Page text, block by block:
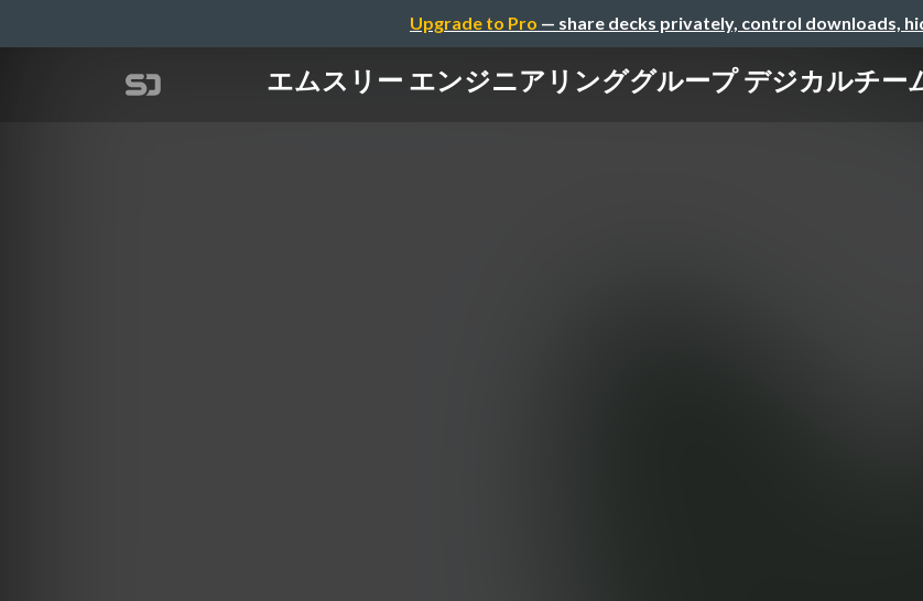
Upgrade to Pro — share decks privately, control downloads,
エムスリー エンジニアリンググループ デジカルチー